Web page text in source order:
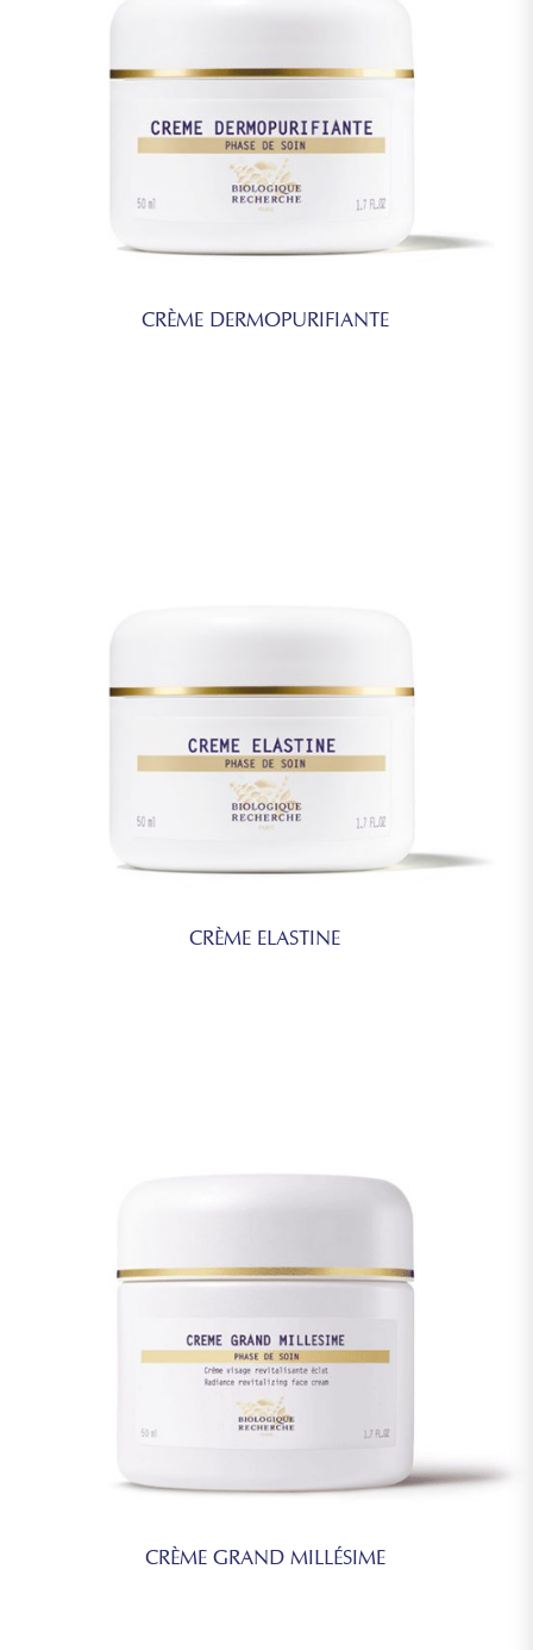
CRÈME DERMOPURIFIANTE
CRÈME ELASTINE
CRÈME GRAND MILLÉSIME